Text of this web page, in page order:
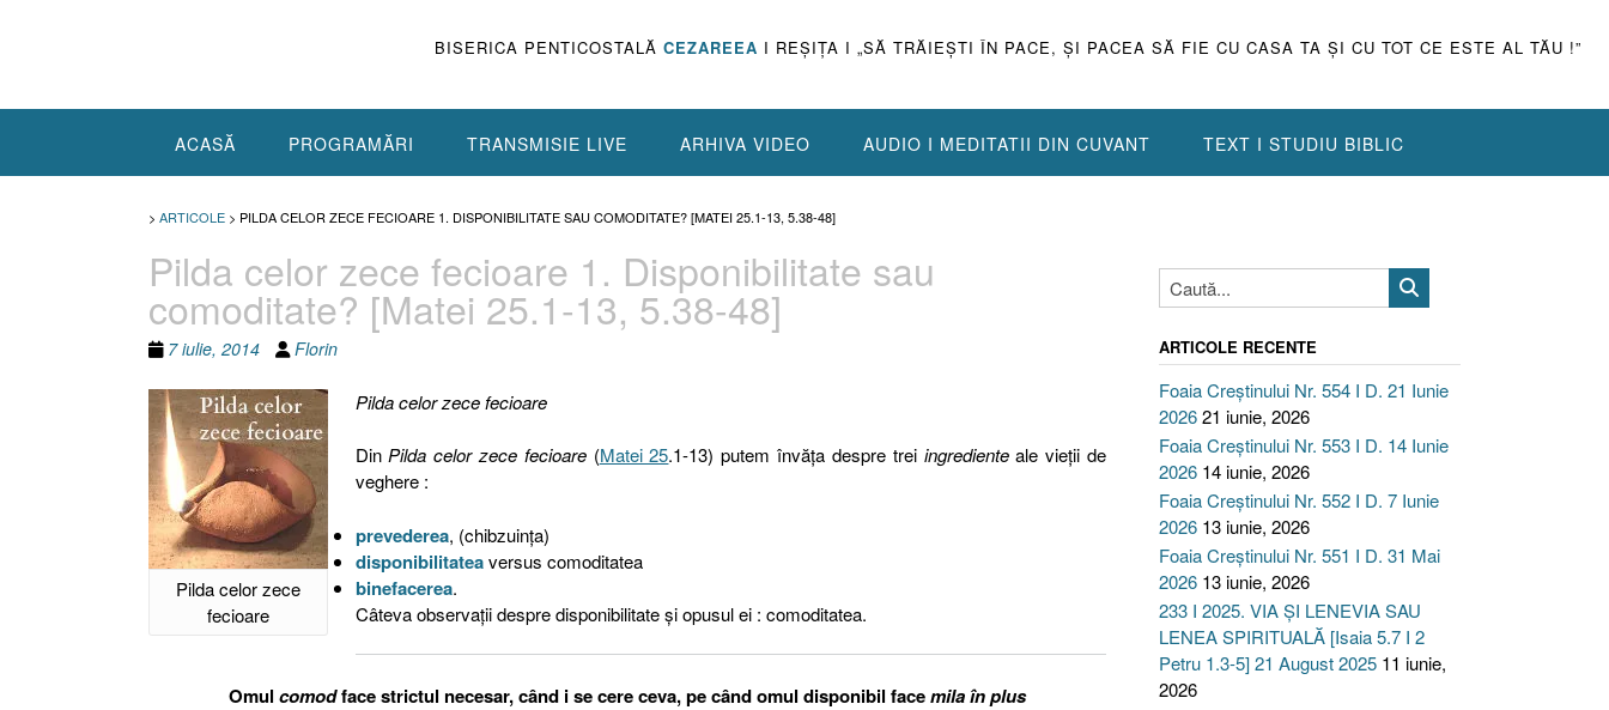
BISERICA PENTICOSTALĂ CEZAREEA I REŞIŢA I „SĂ TRĂIEŞTI ÎN PACE, ŞI PACEA SĂ FIE CU CASA TA ŞI CU TOT CE ESTE AL TĂU !”
ACASĂ PROGRAMĂRI TRANSMISIE LIVE ARHIVA VIDEO AUDIO I MEDITATII DIN CUVANT TEXT I STUDIU BIBLIC
> ARTICOLE > PILDA CELOR ZECE FECIOARE 1. DISPONIBILITATE SAU COMODITATE? [MATEI 25.1-13, 5.38-48]
Pilda celor zece fecioare 1. Disponibilitate sau
comoditate? [Matei 25.1-13, 5.38-48]
7 iulie, 2014 Florin
Pilda celor zece
fecioare
Pilda celor zece fecioare
Din Pilda celor zece fecioare(Matei 25.1-13) putem învăţa despre trei ingredienteale vieţii de
veghere :
prevederea, (chibzuinţa)
disponibilitatea versus comoditatea
binefacerea.
Câteva observaţii despre disponibilitate şi opusul ei : comoditatea.
Omulcomodface strictul necesar, când i se cere ceva, pe când omul disponibil facemila în plus
ARTICOLE RECENTE
Foaia Creștinului Nr. 554 I D. 21 Iunie
202621 iunie, 2026
Foaia Creștinului Nr. 553 I D. 14 Iunie
2026 14 iunie, 2026
Foaia Creștinului Nr. 552 I D. 7 Iunie
2026 13 iunie, 2026
Foaia Creștinului Nr. 551 I D. 31 Mai
2026 13 iunie, 2026
233 I 2025. VIA ȘI LENEVIA SAU
LENEA SPIRITUALĂ [Isaia 5.7 I 2
Petru 1.3-5] 21 August 2025 11 iunie,
2026